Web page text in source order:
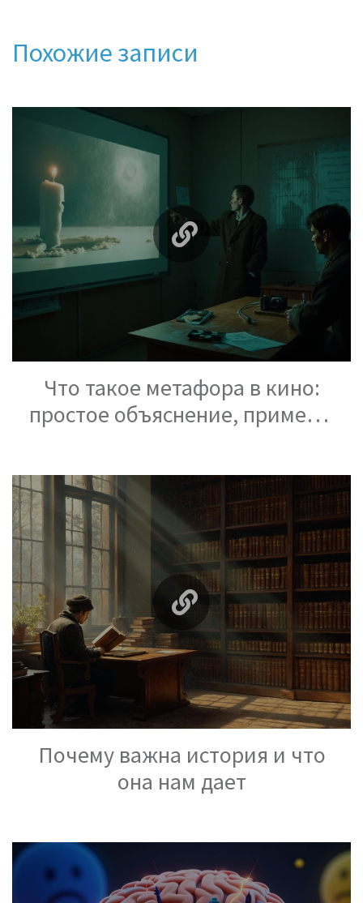
Похожие записи
Что такое метафора в кино:
простое объяснение, примеры
Почему важна история и что
она нам дает